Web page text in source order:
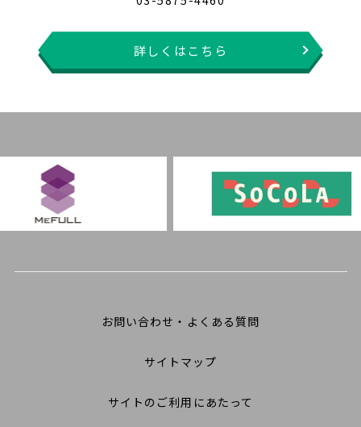
詳しくはこちら
お問い合わせ・よくある質問
サイトマップ
サイトのご利用にあたって